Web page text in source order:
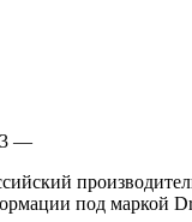
—
под маркой